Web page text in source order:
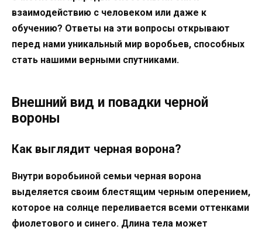
взаимодействию с человеком или даже к
обучению? Ответы на эти вопросы открывают
перед нами уникальный мир воробьев, способных
стать нашими верными спутниками.
Внешний вид и повадки черной
вороны
Как выглядит черная ворона?
Внутри воробьиной семьи черная ворона
выделяется своим блестящим черным оперением,
которое на солнце переливается всеми оттенками
фиолетового и синего. Длина тела может